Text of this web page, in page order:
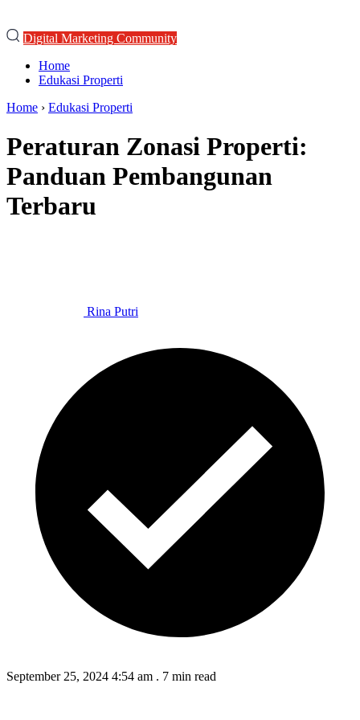
Digital Marketing Community
Home
Edukasi Properti
Home › Edukasi Properti
Peraturan Zonasi Properti:
Panduan Pembangunan
Terbaru
Rina Putri
September 25, 2024 4:54 am . 7 min read